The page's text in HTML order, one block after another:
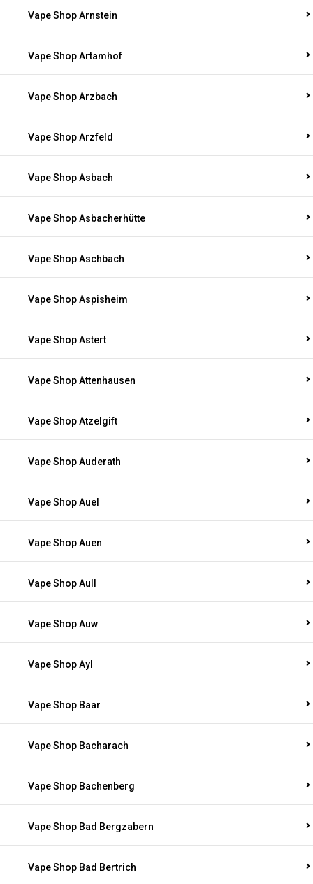
Vape Shop Arnstein
Vape Shop Artamhof
Vape Shop Arzbach
Vape Shop Arzfeld
Vape Shop Asbach
Vape Shop Asbacherhütte
Vape Shop Aschbach
Vape Shop Aspisheim
Vape Shop Astert
Vape Shop Attenhausen
Vape Shop Atzelgift
Vape Shop Auderath
Vape Shop Auel
Vape Shop Auen
Vape Shop Aull
Vape Shop Auw
Vape Shop Ayl
Vape Shop Baar
Vape Shop Bacharach
Vape Shop Bachenberg
Vape Shop Bad Bergzabern
Vape Shop Bad Bertrich